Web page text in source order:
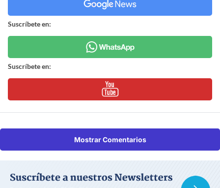
Suscríbete en:
Suscríbete en:
Mostrar Comentarios